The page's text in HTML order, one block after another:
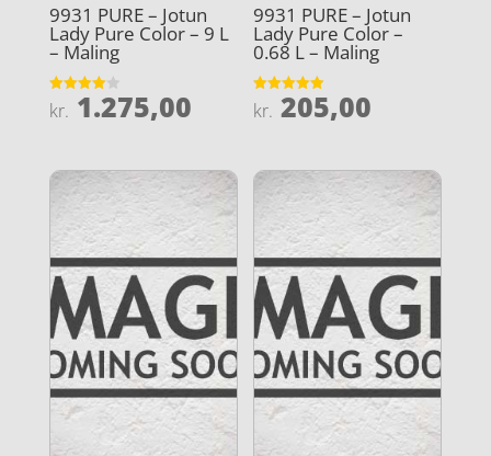
9931 PURE – Jotun
Lady Pure Color – 9 L
– Maling
Vurderet
4
kr. 1.275,00
9931 PURE – Jotun
Lady Pure Color –
0.68 L – Maling
Vurderet
4.9
kr. 205,00